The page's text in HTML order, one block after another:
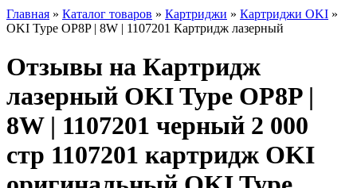
Главная » Каталог товаров » Картриджи » Картриджи OKI »
OKI Type OP8P | 8W | 1107201 Картридж лазерный
Отзывы на Картридж
лазерный OKI Type OP8P |
8W | 1107201 черный 2 000
стр 1107201 картридж OKI